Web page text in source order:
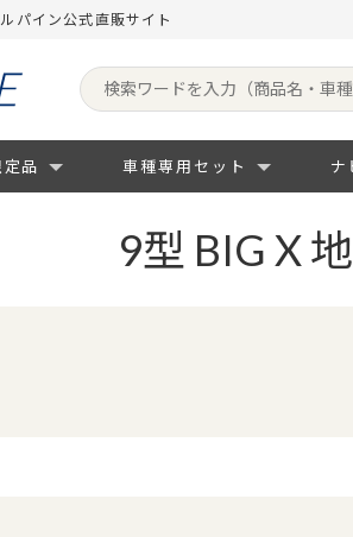
パイン公式直販サイト
品 車種専用セット ナ
9型 BIG X